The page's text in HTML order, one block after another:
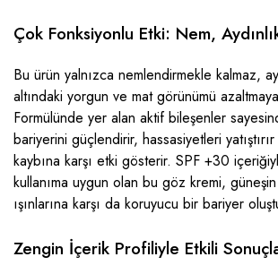
Çok Fonksiyonlu Etki: Nem,
Bu ürün yalnızca nemlendirmekle kalmaz,
altındaki yorgun ve mat görünümü
Formülünde yer alan aktif bileşenler
bariyerini güçlendirir, hassasiyetleri
kaybına karşı etki gösterir. SPF +30
kullanıma uygun olan bu göz kremi,
ışınlarına karşı da koruyucu bir bariyer
Zengin İçerik Profiliyle Etkili